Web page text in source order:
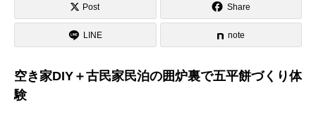
Post Share
LINE note
空き家DIY＋古民家民泊の囲炉裏で五平餅づくり体
験